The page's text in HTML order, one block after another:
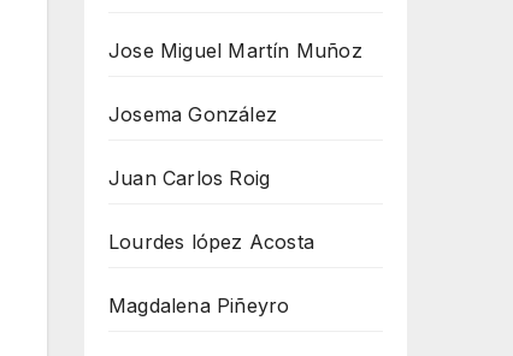
Jose Miguel Martín Muñoz
Josema González
Juan Carlos Roig
Lourdes lópez Acosta
Magdalena Piñeyro